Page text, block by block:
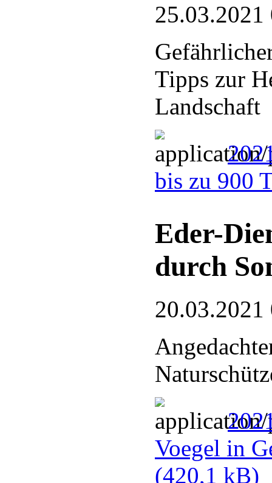
25.03.2021
Tipps zur
Landschaft
bis zu 900
Eder-
durch
20.03.2021
Voegel in
(420,1 kB)